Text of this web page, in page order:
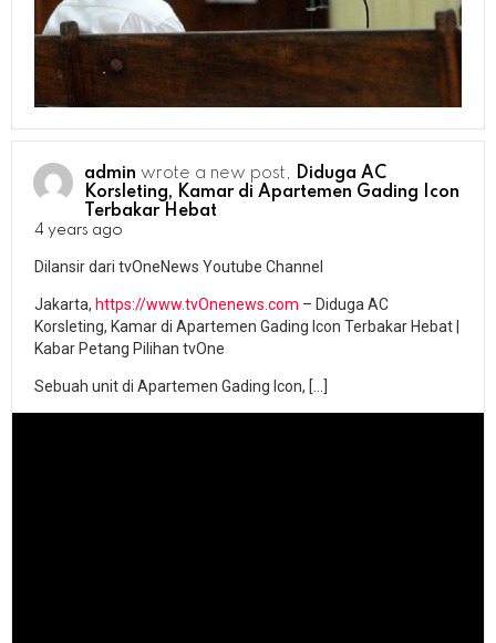
admin wrote a new post, Diduga AC
Korsleting, Kamar di Apartemen Gading Icon
Terbakar Hebat
4 years ago
Dilansir dari tvOneNews Youtube Channel
Jakarta, https://www.tvOnenews.com – Diduga AC
Korsleting, Kamar di Apartemen Gading Icon Terbakar Hebat |
Kabar Petang Pilihan tvOne
Sebuah unit di Apartemen Gading Icon, […]